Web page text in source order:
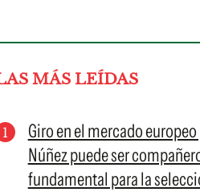
MÁS LEÍDAS
Giro en el mercado
Núñez puede ser
fundamental para la